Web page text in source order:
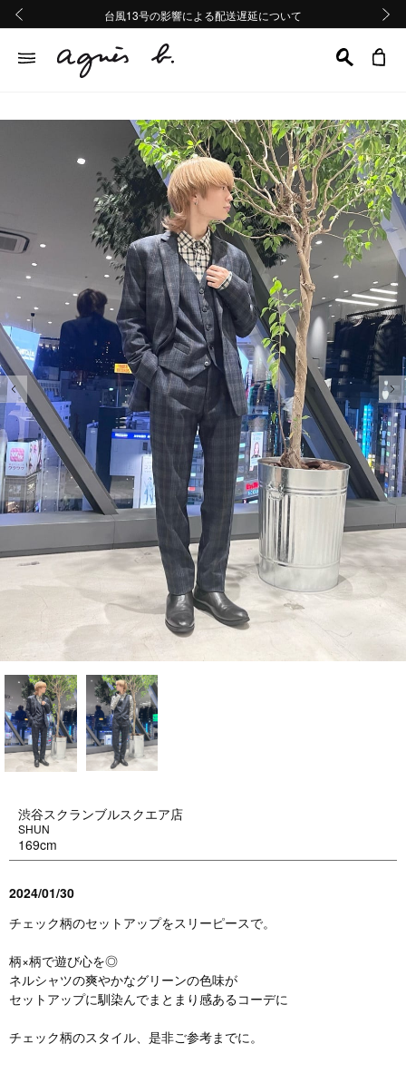
熊本地域地震の影響による配送遅延について
Summer Sale 2buy10%OFF!!
台風13号の影響による配送遅延について
熊本地域地震の影響による配送遅延について
Summer Sale 2buy10%OFF!!
前の画像 次
渋谷スクランブルスクエア店
SHUN
169cm
2024/01/30
チェック柄のセットアップをスリーピースで。
柄×柄で遊び心を◎
ネルシャツの爽やかなグリーンの色味が
セットアップに馴染んでまとまり感あるコーデに
チェック柄のスタイル、是非ご参考までに。